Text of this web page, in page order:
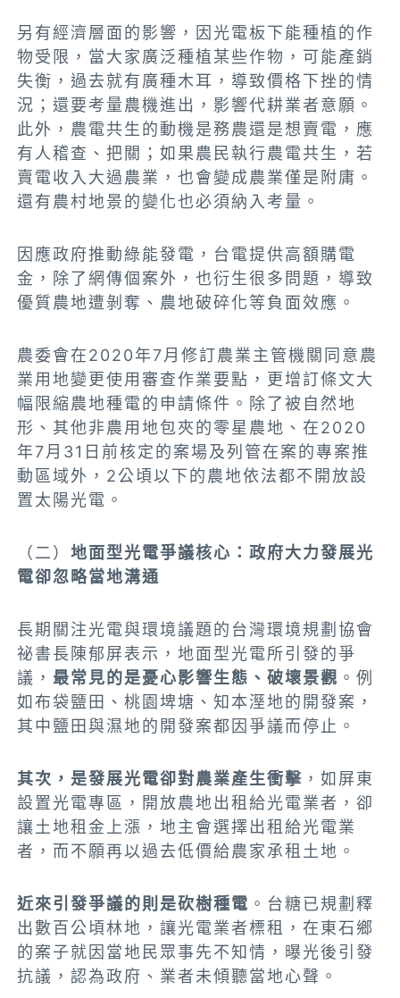
另有經濟層面的影響，因光電板下能種植的作
物受限，當大家廣泛種植某些作物，可能產銷
失衡，過去就有廣種木耳，導致價格下挫的情
況；還要考量農機進出，影響代耕業者意願。
此外，農電共生的動機是務農還是想賣電，應
有人稽查、把關；如果農民執行農電共生，若
賣電收入大過農業，也會變成農業僅是附庸。
還有農村地景的變化也必須納入考量。
因應政府推動綠能發電，台電提供高額購電
金，除了網傳個案外，也衍生很多問題，導致
優質農地遭剝奪、農地破碎化等負面效應。
農委會在2020年7月修訂農業主管機關同意農
業用地變更使用審查作業要點，更增訂條文大
幅限縮農地種電的申請條件。除了被自然地
形、其他非農用地包夾的零星農地、在2020
年7月31日前核定的案場及列管在案的專案推
動區域外，2公頃以下的農地依法都不開放設
置太陽光電。
（二）地面型光電爭議核心：政府大力發展光
電卻忽略當地溝通
長期關注光電與環境議題的台灣環境規劃協會
祕書長陳郁屏表示，地面型光電所引發的爭
議，最常見的是憂心影響生態、破壞景觀 。例
如布袋鹽田、桃園埤塘、知本溼地的開發案，
其中鹽田與濕地的開發案都因爭議而停止。
其次，是發展光電卻對農業產生衝擊 ，如屏東
設置光電專區，開放農地出租給光電業者，卻
讓土地租金上漲，地主會選擇出租給光電業
者，而不願再以過去低價給農家承租土地。
近來引發爭議的則是砍樹種電 。台糖已規劃釋
出數百公頃林地，讓光電業者標租，在東石鄉
的案子就因當地民眾事先不知情，曝光後引發
抗議，認為政府、業者未傾聽當地心聲。